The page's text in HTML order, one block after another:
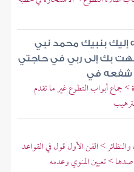
إليك بنبيك محمد نبي
بك إلى ربي في حاجتي
شفعه في
أبواب التطوع غير ما تقدم
> الفن الأول قول في القواعد
> تعيين المنوي وعدمه